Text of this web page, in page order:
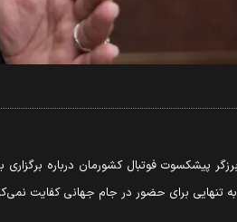
پیشکسوت فوتبال کشورمان درباره
به تنهایی برای حضور در جام جهانی کفایت